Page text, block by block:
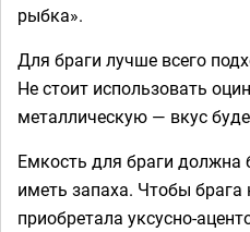
рыбка».
Для браги лучше всего
Не стоит использовать
металлическую — вкус
Емкость для браги должна
иметь запаха. Чтобы брага
приобретала уксусно-